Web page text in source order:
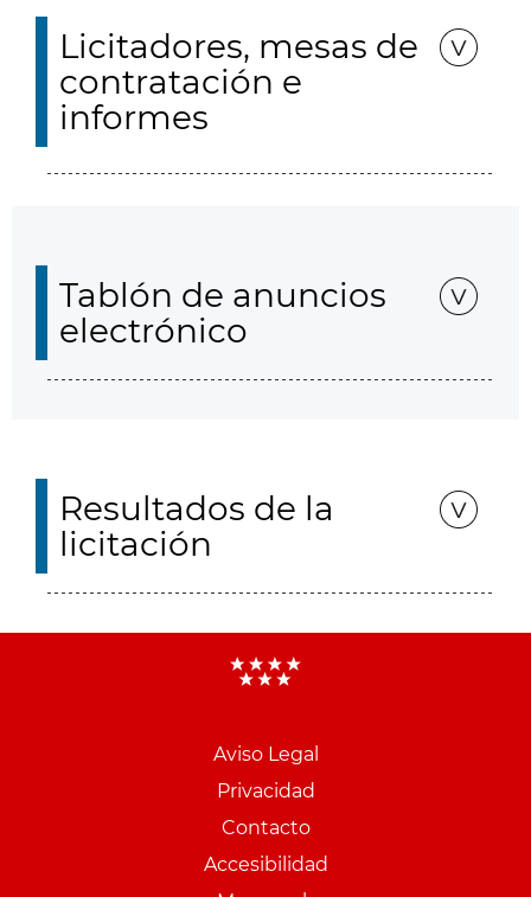
Licitadores, mesas de
contratación e
informes
Tablón de anuncios
electrónico
Resultados de la
licitación
Aviso Legal
Privacidad
Contacto
Accesibilidad